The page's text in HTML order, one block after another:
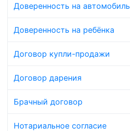
Доверенность на автомобиль
Доверенность на ребёнка
Договор купли-продажи
Договор дарения
Брачный договор
Нотариальное согласие